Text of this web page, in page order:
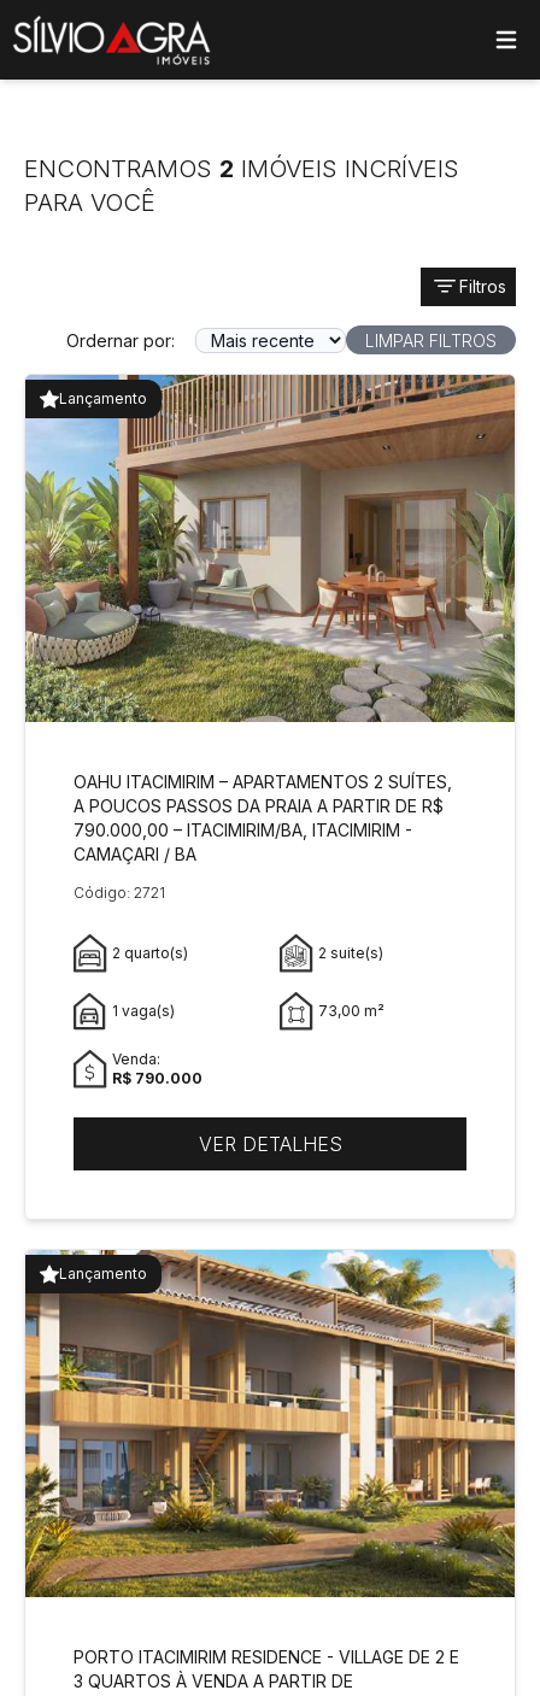
main menu
ENCONTRAMOS 2 IMÓVEIS INCRÍVEIS
PARA VOCÊ
Filtros
Ordernar por: LIMPAR FILTROS
Lançamento
OAHU ITACIMIRIM – APARTAMENTOS 2 SUÍTES,
A POUCOS PASSOS DA PRAIA A PARTIR DE R$
790.000,00 – ITACIMIRIM/BA, ITACIMIRIM -
CAMAÇARI / BA
Código: 2721
2 quarto(s) 2 suite(s)
1 vaga(s) 73,00 m²
Venda:
R$ 790.000
VER DETALHES
Lançamento
PORTO ITACIMIRIM RESIDENCE - VILLAGE DE 2 E
3 QUARTOS À VENDA A PARTIR DE